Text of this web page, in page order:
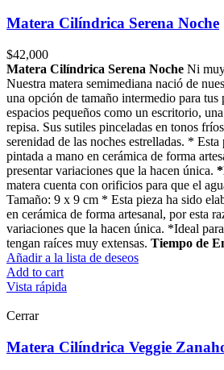
Matera Cilíndrica Serena Noche
$42,000
Matera Cilíndrica Serena Noche Ni
Nuestra matera semimediana nació de
una opción de tamaño intermedio para tus
espacios pequeños como un escritorio,
repisa. Sus sutiles pinceladas en tonos
serenidad de las noches estrelladas. *
pintada a mano en cerámica de forma
presentar variaciones que la hacen única.
matera cuenta con orificios para que el
Tamaño: 9 x 9 cm * Esta pieza ha sido
en cerámica de forma artesanal, por esta
variaciones que la hacen única. *Ideal
tengan raíces muy extensas. Tiempo de
Añadir a la lista de deseos
Add to cart
Vista rápida
Cerrar
Matera Cilíndrica Veggie